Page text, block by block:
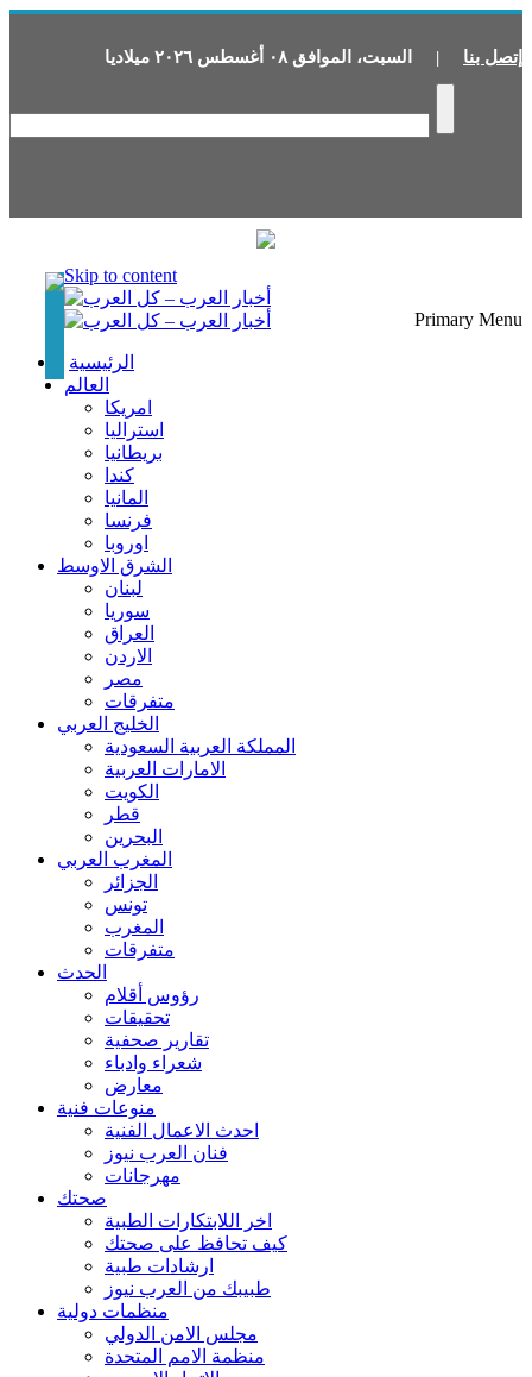
إتصل بنا | السبت، الموافق ٠٨ أغسطس ٢٠٢٦ ميلاديا
Skip to content
Primary Menu
الرئيسية
العالم
امريكا
استراليا
بريطانيا
كندا
المانيا
فرنسا
اوروبا
الشرق الاوسط
لبنان
سوريا
العراق
الاردن
مصر
متفرقات
الخليج العربي
المملكة العربية السعودية
الامارات العربية
الكويت
قطر
البحرين
المغرب العربي
الجزائر
تونس
المغرب
متفرقات
الحدث
رؤوس أقلام
تحقيقات
تقارير صحفية
شعراء وادباء
معارض
منوعات فنية
احدث الاعمال الفنية
فنان العرب نيوز
مهرجانات
صحتك
اخر اللابتكارات الطبية
كيف تحافظ على صحتك
ارشادات طبية
طبيبك من العرب نيوز
منظمات دولية
مجلس الامن الدولي
منظمة الامم المتحدة